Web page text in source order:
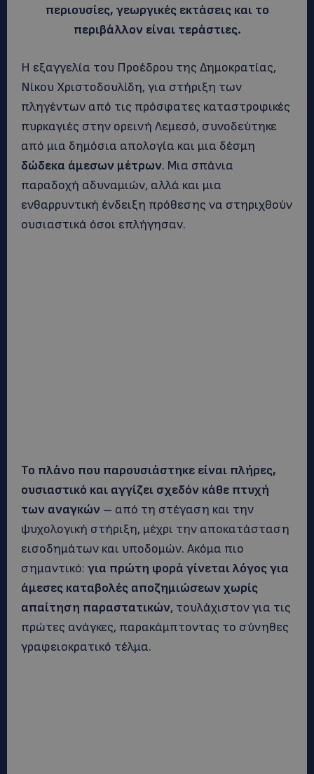
περιουσίες, γεωργικές εκτάσεις και το
περιβάλλον είναι τεράστιες.
Η εξαγγελία του Προέδρου της Δημοκρατίας,
Νίκου Χριστοδουλίδη, για στήριξη των
πληγέντων από τις πρόσφατες καταστροφικές
πυρκαγιές στην ορεινή Λεμεσό, συνοδεύτηκε
από μια δημόσια απολογία και μια δέσμη
δώδεκα άμεσων μέτρων. Μια σπάνια
παραδοχή αδυναμιών, αλλά και μια
ενθαρρυντική ένδειξη πρόθεσης να στηριχθούν
ουσιαστικά όσοι επλήγησαν.
Το πλάνο που παρουσιάστηκε είναι πλήρες,
ουσιαστικό και αγγίζει σχεδόν κάθε πτυχή
των αναγκών – από τη στέγαση και την
ψυχολογική στήριξη, μέχρι την αποκατάσταση
εισοδημάτων και υποδομών. Ακόμα πιο
σημαντικό: για πρώτη φορά γίνεται λόγος για
άμεσες καταβολές αποζημιώσεων χωρίς
απαίτηση παραστατικών, τουλάχιστον για τις
πρώτες ανάγκες, παρακάμπτοντας το σύνηθες
γραφειοκρατικό τέλμα.